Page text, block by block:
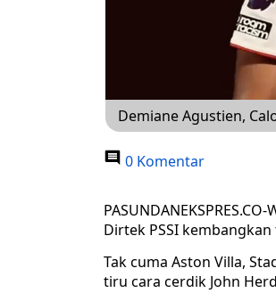
Demiane Agustien,
0 Komentar
Dirtek PSSI
Tak cuma Aston Villa,
tiru cara cerdik John